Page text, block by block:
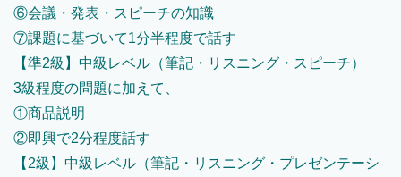
⑥会議・発表・スピーチの知識
⑦課題に基づいて1分半程度で話す
【準2級】中級レベル（筆記・リスニング・スピーチ）
3級程度の問題に加えて、
①商品説明
②即興で2分程度話す
【2級】中級レベル（筆記・リスニング・プレゼンテーシ